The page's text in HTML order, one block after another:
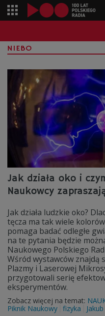
NIEBO
Jak działa oko i
Naukowcy
Jak działa ludzkie oko?
tęcza ma tak wiele
pomaga badać odległe
na te pytania będzie
Naukowego Polskiego
Wśród wystawców znajdą
Plazmy i Laserowej
przygotowali serię
eksperymentów.
Zobacz więcej na temat:
Piknik Naukowy fizyka